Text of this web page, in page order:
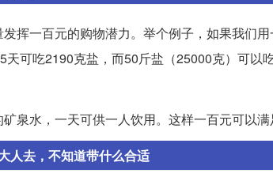
挥一百元的购物潜力。举个例子，如果我们用
可吃2190克盐，而50斤盐（25000克）可以
泉水，一天可供一人饮用。这样一百元可以
人去，不知道带什么合适